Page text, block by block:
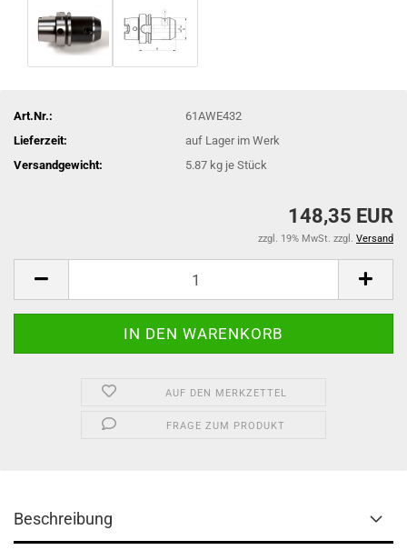
Art.Nr.:
61AWE432
Lieferzeit:
auf Lager im Werk
Versandgewicht:
5.87 kg je Stück
148,35 EUR
zzgl. 19% MwSt. zzgl. Versand
AUF DEN MERKZETTEL
FRAGE ZUM PRODUKT
Beschreibung